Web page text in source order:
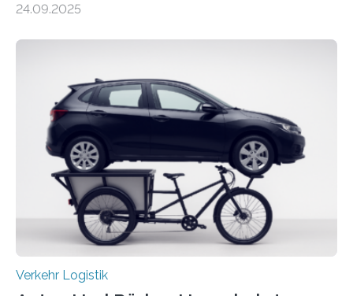
Nach rund 50 Jahren hat eine Wissenschaftlerin der
die Zahl der Verkehrstoten sogar um 35 Prozent. Die
Studie ist in der Zeitschrift Transportation Research
Part A: Policy and Practice vom 5. August 2025 online
veröffentlicht. Die deutschen Autobahnen sind…
24.09.2025
Verkehr Logistik